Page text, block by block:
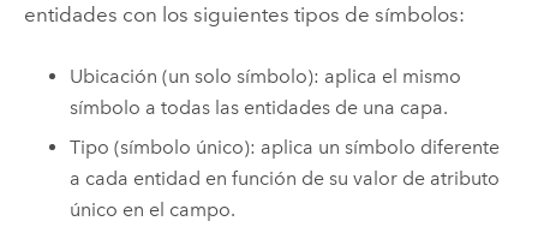
entidades con los siguientes tipos de símbolos:
Ubicación (un solo símbolo): aplica el mismo
símbolo a todas las entidades de una capa.
Tipo (símbolo único): aplica un símbolo diferente
a cada entidad en función de su valor de atributo
único en el campo.